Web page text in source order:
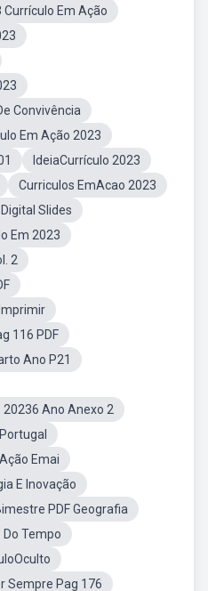
Em Ação
Convivência
Em Ação 2023
IdeiaCurrículo 2023
Curriculos EmAcao 2023
Slides
Em 2023
2
116 PDF
Ano P21
Ano Anexo 2
Emai
E Inovação
PDF Geografia
Tempo
Sempre Pag 176